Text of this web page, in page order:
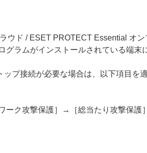
ド / ESET PROTECT Essential オ
ラムがインストールされている端
プ接続が必要な場合は、以下項目を
ク攻撃保護］→［総当たり攻撃保護